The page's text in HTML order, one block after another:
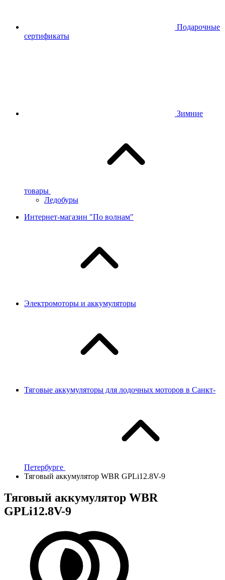
Подарочные
сертификаты
Зимние
товары
Ледобуры
Интернет-магазин "По волнам"
Электромоторы и аккумуляторы
Тяговые аккумуляторы для лодочных моторов в Санкт-
Петербурге
Тяговый аккумулятор WBR GPLi12.8V-9
Тяговый аккумулятор WBR
GPLi12.8V-9